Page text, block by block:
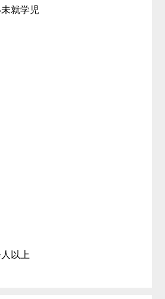
就学児
以上